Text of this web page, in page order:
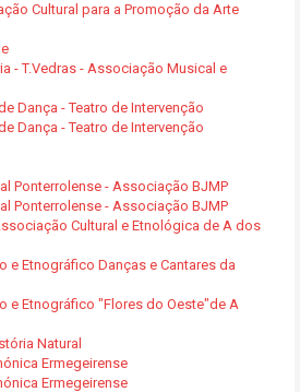
Cultural para a Promoção da Arte
- T.Vedras - Associação Musical e
Dança - Teatro de Intervenção
Dança - Teatro de Intervenção
Ponterrolense - Associação BJMP
Ponterrolense - Associação BJMP
Cultural e Etnológica de A dos
e Etnográfico Danças e Cantares da
e Etnográfico "Flores do Oeste"de A
Natural
Ermegeirense
Ermegeirense